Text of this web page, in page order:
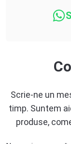
Scrie-ne un
timp. Suntem
produse,